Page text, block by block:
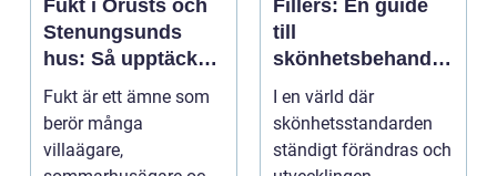
Fukt i Orusts och
Stenungsunds
hus: Så upptäcker
och åtgärdar du
problemet
Fukt är ett ämne som
berör många
villaägare,
Fillers: En guide
till
skönhetsbehandli
ngar i Stockholm
I en värld där
skönhetsstandarden
ständigt förändras och